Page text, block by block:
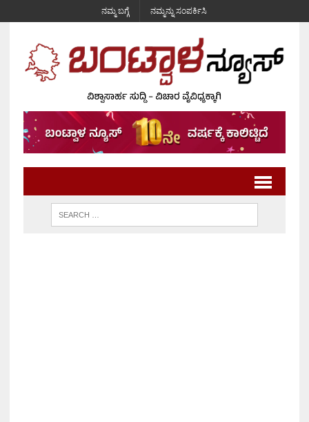
ನಮ್ಮ ಬಗ್ಗೆ ನಮ್ಮನ್ನು ಸಂಪರ್ಕಿಸಿ